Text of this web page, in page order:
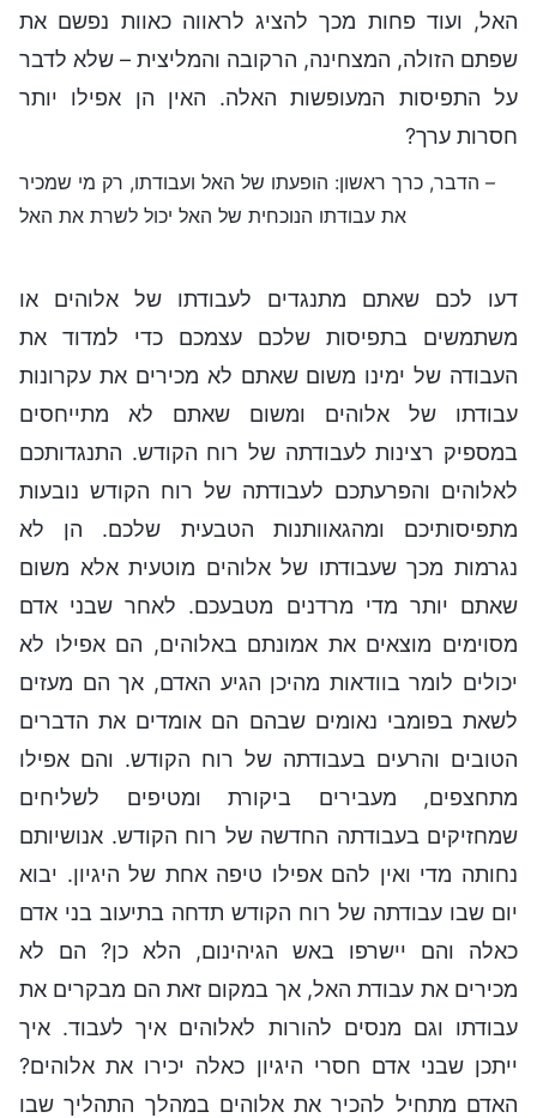
האל, ועוד פחות מכך להציג לראווה כאוות נפשם את
שפתם הזולה, המצחינה, הרקובה והמליצית – שלא לדבר
על התפיסות המעופשות האלה. האין הן אפילו יותר
חסרות ערך?
– הדבר, כרך ראשון: הופעתו של האל ועבודתו, רק מי שמכיר
את עבודתו הנוכחית של האל יכול לשרת את האל
דעו לכם שאתם מתנגדים לעבודתו של אלוהים או
משתמשים בתפיסות שלכם עצמכם כדי למדוד את
העבודה של ימינו משום שאתם לא מכירים את עקרונות
עבודתו של אלוהים ומשום שאתם לא מתייחסים
במספיק רצינות לעבודתה של רוח הקודש. התנגדותכם
לאלוהים והפרעתכם לעבודתה של רוח הקודש נובעות
מתפיסותיכם ומהגאוותנות הטבעית שלכם. הן לא
נגרמות מכך שעבודתו של אלוהים מוטעית אלא משום
שאתם יותר מדי מרדנים מטבעכם. לאחר שבני אדם
מסוימים מוצאים את אמונתם באלוהים, הם אפילו לא
יכולים לומר בוודאות מהיכן הגיע האדם, אך הם מעזים
לשאת בפומבי נאומים שבהם הם אומדים את הדברים
הטובים והרעים בעבודתה של רוח הקודש. והם אפילו
מתחצפים, מעבירים ביקורת ומטיפים לשליחים
שמחזיקים בעבודתה החדשה של רוח הקודש. אנושיותם
נחותה מדי ואין להם אפילו טיפה אחת של היגיון. יבוא
יום שבו עבודתה של רוח הקודש תדחה בתיעוב בני אדם
כאלה והם יישרפו באש הגיהינום, הלא כן? הם לא
מכירים את עבודת האל, אך במקום זאת הם מבקרים את
עבודתו וגם מנסים להורות לאלוהים איך לעבוד. איך
ייתכן שבני אדם חסרי היגיון כאלה יכירו את אלוהים?
האדם מתחיל להכיר את אלוהים במהלך התהליך שבו